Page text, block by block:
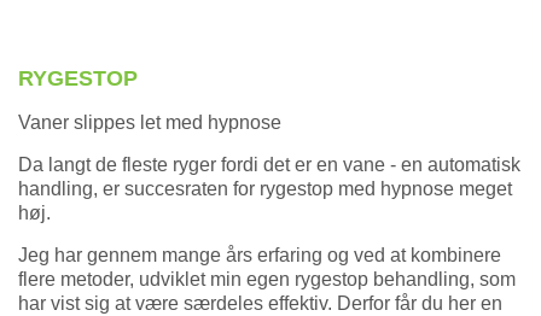
RYGESTOP
Vaner slippes let med hypnose
Da langt de fleste ryger fordi det er en vane - en automatisk
handling, er succesraten for rygestop med hypnose meget
høj.
Jeg har gennem mange års erfaring og ved at kombinere
flere metoder, udviklet min egen rygestop behandling, som
har vist sig at være særdeles effektiv. Derfor får du her en